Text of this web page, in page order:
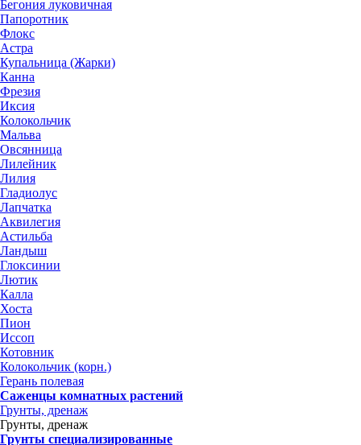
Бегония луковичная
Папоротник
Флокс
Астра
Купальница (Жарки)
Канна
Фрезия
Иксия
Колокольчик
Мальва
Овсянница
Лилейник
Лилия
Гладиолус
Лапчатка
Аквилегия
Астильба
Ландыш
Глоксинии
Лютик
Калла
Хоста
Пион
Иссоп
Котовник
Колокольчик (корн.)
Герань полевая
Саженцы комнатных растений
Грунты, дренаж
Грунты, дренаж
Грунты специализированные